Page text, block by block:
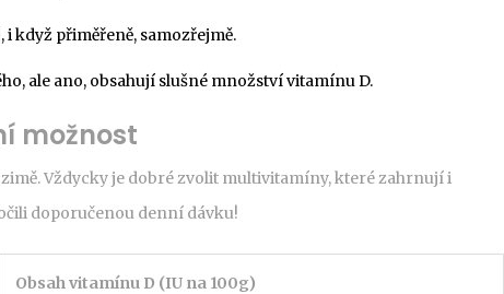
když přiměřeně, samozřejmě.
ale ano, obsahují slušné množství vitamínu D.
možnost
Vždycky je dobré zvolit multivitamíny, které zahrnují i
doporučenou denní dávku!
Obsah vitamínu D (IU na 100g)